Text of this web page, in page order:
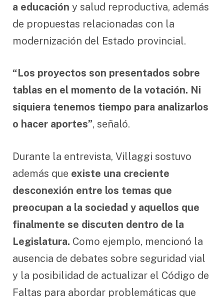
a educación y salud reproductiva, además
de propuestas relacionadas con la
modernización del Estado provincial.
“Los proyectos son presentados sobre
tablas en el momento de la votación. Ni
siquiera tenemos tiempo para analizarlos
o hacer aportes”, señaló.
Durante la entrevista, Villaggi sostuvo
además que existe una creciente
desconexión entre los temas que
preocupan a la sociedad y aquellos que
finalmente se discuten dentro de la
Legislatura. Como ejemplo, mencionó la
ausencia de debates sobre seguridad vial
y la posibilidad de actualizar el Código de
Faltas para abordar problemáticas que